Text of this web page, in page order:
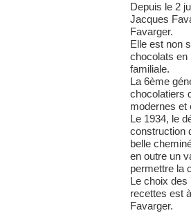
Depuis le 2
Jacques
Favarger.
Elle est non
chocolats en
familiale.
La 6ème
chocolatiers
modernes et
Le 1934, le
construction
belle
en outre un
permettre la
Le choix des
recettes est
Favarger.